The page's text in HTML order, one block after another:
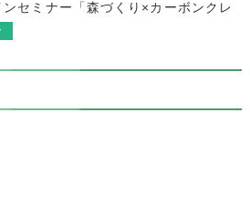
セミナー「森づくり×カーボンクレ